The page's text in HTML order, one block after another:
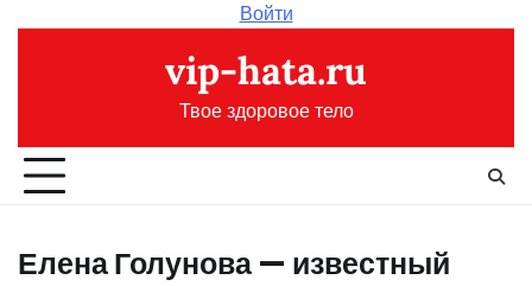
Войти
vip-hata.ru
Твое здоровое тело
Елена Голунова — известный